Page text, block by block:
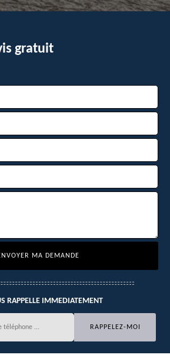
gratuit
RAPPELLE IMMEDIATEMENT